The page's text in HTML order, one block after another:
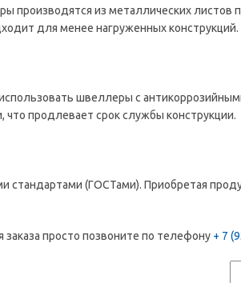
производятся из металлических листов
для менее нагруженных конструкций.
швеллеры с
продлевает срок службы конструкции.
стандартами (ГОСТами). Приобретая
просто позвоните по телефону + 7